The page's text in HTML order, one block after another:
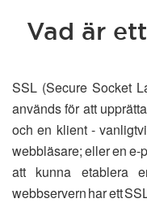
Vad är
SSL (Secure Socket
används för att
och en klient -
webbläsare; eller en e-
att kunna etablera
webbservern har ett